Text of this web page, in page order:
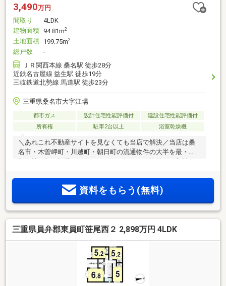
3,490万円
間取り
4LDK
建物面積 94.81m2
土地面積 199.75m2
総戸数
-
ＪＲ関西本線 桑名駅 徒歩28分
近鉄名古屋線 益生駅 徒歩19分
三岐鉄道北勢線 馬道駅 徒歩23分
三重県桑名市大字江場
都市ガス 設計住宅性能評価付
建設住宅性能評価付
所有権
駐車2台以上 浴室乾燥機
＼あれこれ不動産サイトを見なくても当店で解決／当店は桑
名市・木曽岬町・川越町・朝日町の流通物件の大半を最・
徒歩約5分◆スーパー、ドラッグストアまで徒歩10分圏内◆駐
車場並列3台可能◆独立した和室※写真をクリックすると、詳
＝＝＝＝＝＝＝＝《失敗しない住宅ローン選び！》豊富な銀
行金利情報を持っていますので、お客様の安心ゆとりのある
資金計画をご提案できます＝＝＝＝＝＝＝＝＝＝＝＝＝＝＝
資料をもらう(無料)
三重県員弁郡東員町笹尾西２ 2,898万円 4LDK